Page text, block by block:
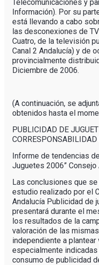
Telecomunicaciones y
Información). Por su
está llevando a cabo
las desconexiones de
Cuatro, de la televisión
Canal 2 Andalucía) y de
provincialmente
Diciembre de 2006.
(A continuación, se
obtenidos hasta el
PUBLICIDAD DE
Informe de tendencias
Juguetes 2006”
Las conclusiones que
estudio realizado por el
Andalucía Publicidad de
presentará durante el
los resultados de la
valoración de las
independiente a
especialmente
consumo de publicidad